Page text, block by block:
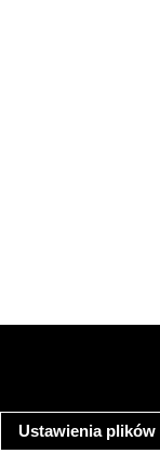
Ustawienia plików